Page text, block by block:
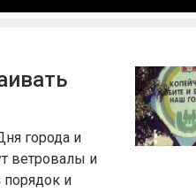
города и
ветровалы и
и